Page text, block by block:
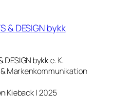
DESIGN bykk e. K.
Markenkommunikation
Kieback | 2025